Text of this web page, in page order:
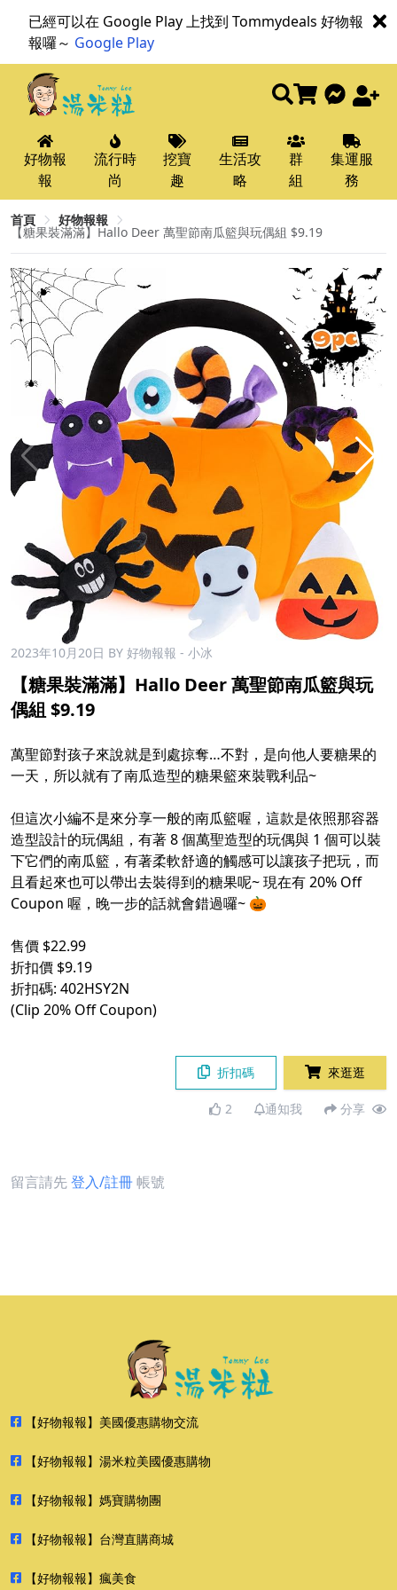
已經可以在 Google Play 上找到 Tommydeals 好物報
報囉～ Google Play
好物報
報
流行時
尚
挖寶
趣
生活攻
略
群
組
集運服
務
首頁 好物報報
【糖果裝滿滿】Hallo Deer 萬聖節南瓜籃與玩偶組 $9.19
2023年10月20日 BY 好物報報 - 小冰
【糖果裝滿滿】Hallo Deer 萬聖節南瓜籃與玩
偶組 $9.19
萬聖節對孩子來說就是到處掠奪…不對，是向他人要糖果的
一天，所以就有了南瓜造型的糖果籃來裝戰利品~
但這次小編不是來分享一般的南瓜籃喔，這款是依照那容器
造型設計的玩偶組，有著 8 個萬聖造型的玩偶與 1 個可以裝
下它們的南瓜籃，有著柔軟舒適的觸感可以讓孩子把玩，而
且看起來也可以帶出去裝得到的糖果呢~ 現在有 20% Off
Coupon 喔，晚一步的話就會錯過囉~ 🎃
售價 $22.99
折扣價 $9.19
折扣碼: 402HSY2N
(Clip 20% Off Coupon)
折扣碼 來逛逛
2 通知我 分享
留言請先登入/註冊帳號
【好物報報】美國優惠購物交流
【好物報報】湯米粒美國優惠購物
【好物報報】媽寶購物團
【好物報報】台灣直購商城
【好物報報】瘋美食